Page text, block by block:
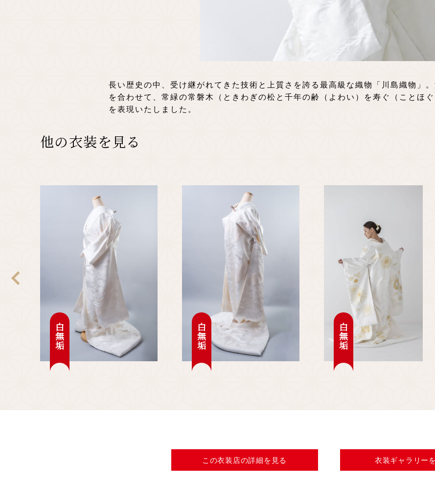
長い歴史の中、受け継がれてきた技術と上質さを誇る最高級な織物「川島織物」
を合わせて、常緑の常磐木（ときわぎの松と千年の齢（よわい）を寿ぐ（ことほ
を表現いたしました。
他の衣装を見る
白無垢 白無垢 白無垢
この衣装店の詳細を見る 衣装ギャラリー